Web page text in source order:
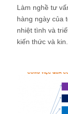
Làm nghề tư
hàng ngày của
nhiệt tình và
kiến thức và kin...